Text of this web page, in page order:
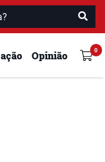
Opinião